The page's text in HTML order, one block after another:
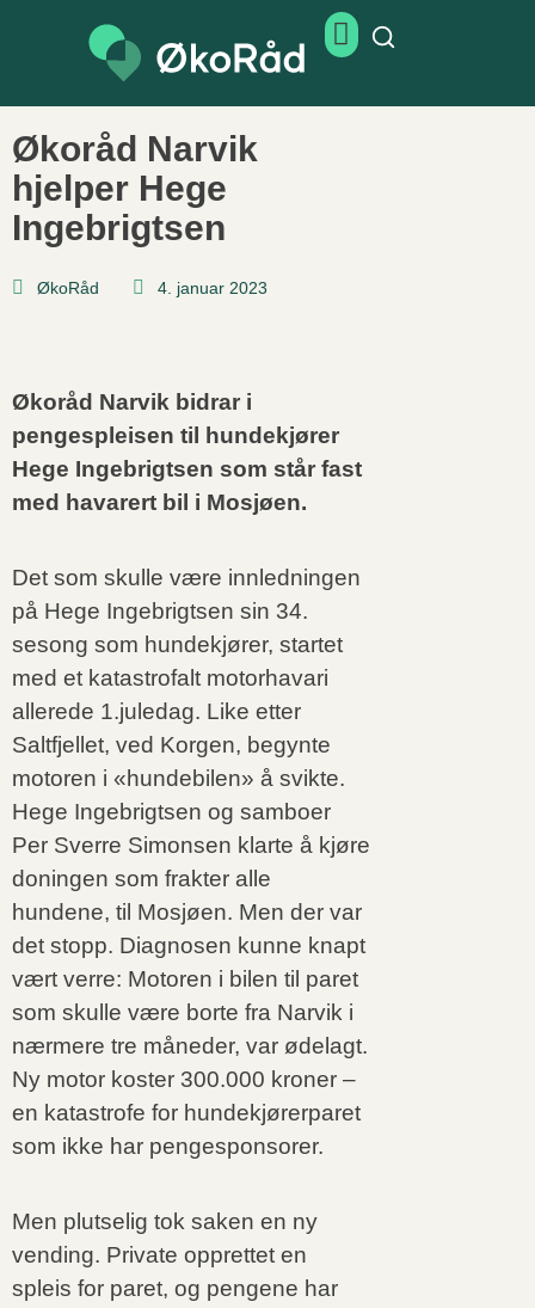
Økoråd Narvik
hjelper Hege
Ingebrigtsen
ØkoRåd 4. januar 2023
Økoråd Narvik bidrar i
pengespleisen til hundekjører
Hege Ingebrigtsen som står fast
med havarert bil i Mosjøen.
Det som skulle være innledningen
på Hege Ingebrigtsen sin 34.
sesong som hundekjører, startet
med et katastrofalt motorhavari
allerede 1.juledag. Like etter
Saltfjellet, ved Korgen, begynte
motoren i «hundebilen» å svikte.
Hege Ingebrigtsen og samboer
Per Sverre Simonsen klarte å kjøre
doningen som frakter alle
hundene, til Mosjøen. Men der var
det stopp. Diagnosen kunne knapt
vært verre: Motoren i bilen til paret
som skulle være borte fra Narvik i
nærmere tre måneder, var ødelagt.
Ny motor koster 300.000 kroner –
en katastrofe for hundekjørerparet
som ikke har pengesponsorer.
Men plutselig tok saken en ny
vending. Private opprettet en
spleis for paret, og pengene har